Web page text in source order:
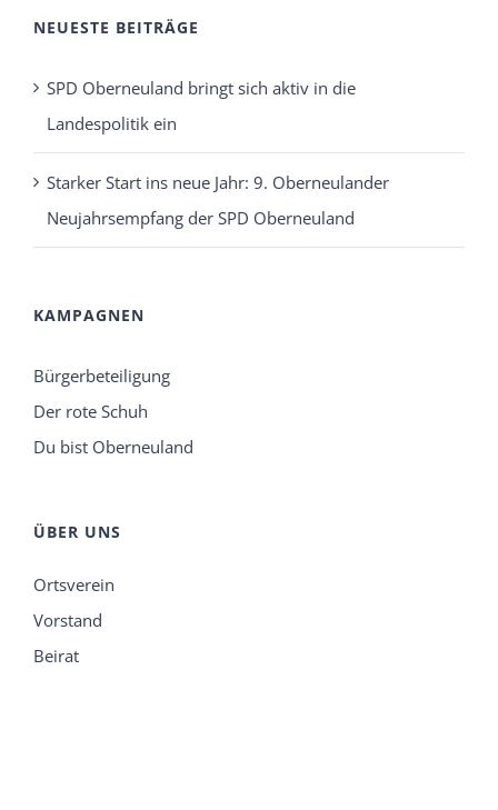
NEUESTE BEITRÄGE
SPD Oberneuland bringt sich aktiv in die
Landespolitik ein
Starker Start ins neue Jahr: 9. Oberneulander
Neujahrsempfang der SPD Oberneuland
KAMPAGNEN
Bürgerbeteiligung
Der rote Schuh
Du bist Oberneuland
ÜBER UNS
Ortsverein
Vorstand
Beirat